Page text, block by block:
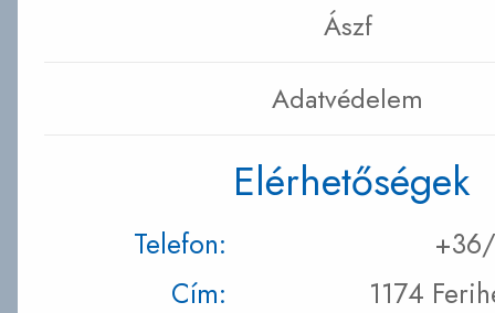
Ászf
Adatvédelem
Elérhetőségek
Telefon:
Cím:
1174